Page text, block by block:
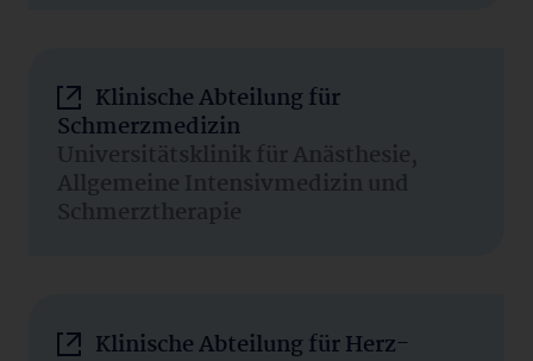
Klinische Abteilung für
Schmerzmedizin
Universitätsklinik für Anästhesie,
Allgemeine Intensivmedizin und
Schmerztherapie
Klinische Abteilung für Herz-